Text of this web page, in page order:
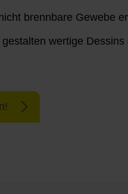
brennbare Gewebe
wertige